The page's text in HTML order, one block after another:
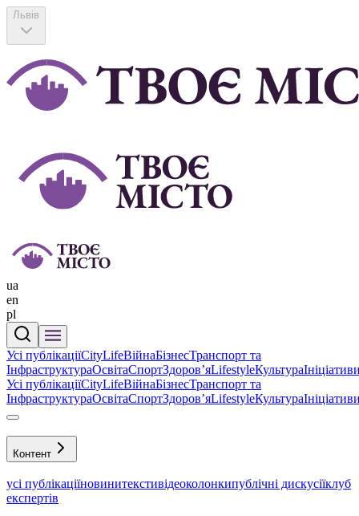
Львів
ua
en
pl
Усі публікаціїCityLifeВійнаБізнесТранспорт та
ІнфраструктураОсвітаСпортЗдоровʼяLifestyleКультура
Усі публікаціїCityLifeВійнаБізнесТранспорт та
ІнфраструктураОсвітаСпортЗдоровʼяLifestyleКультура
Контент
усі публікаціїновинитекстивідеоколонкипублічні дискусіїклуб
експертів